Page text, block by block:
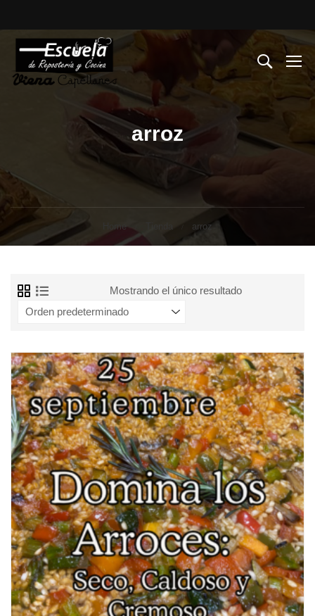
arroz
Home arroz
Mostrando el único resultado